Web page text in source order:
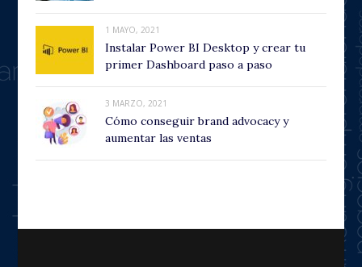
1 MAYO, 2021
Instalar Power BI Desktop y crear tu
primer Dashboard paso a paso
3 MARZO, 2021
Cómo conseguir brand advocacy y
aumentar las ventas